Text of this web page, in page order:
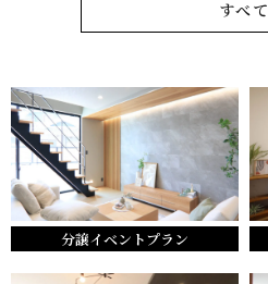
すべて
分譲イベントプラン